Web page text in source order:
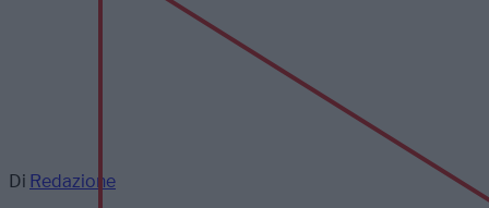
Di Redazione